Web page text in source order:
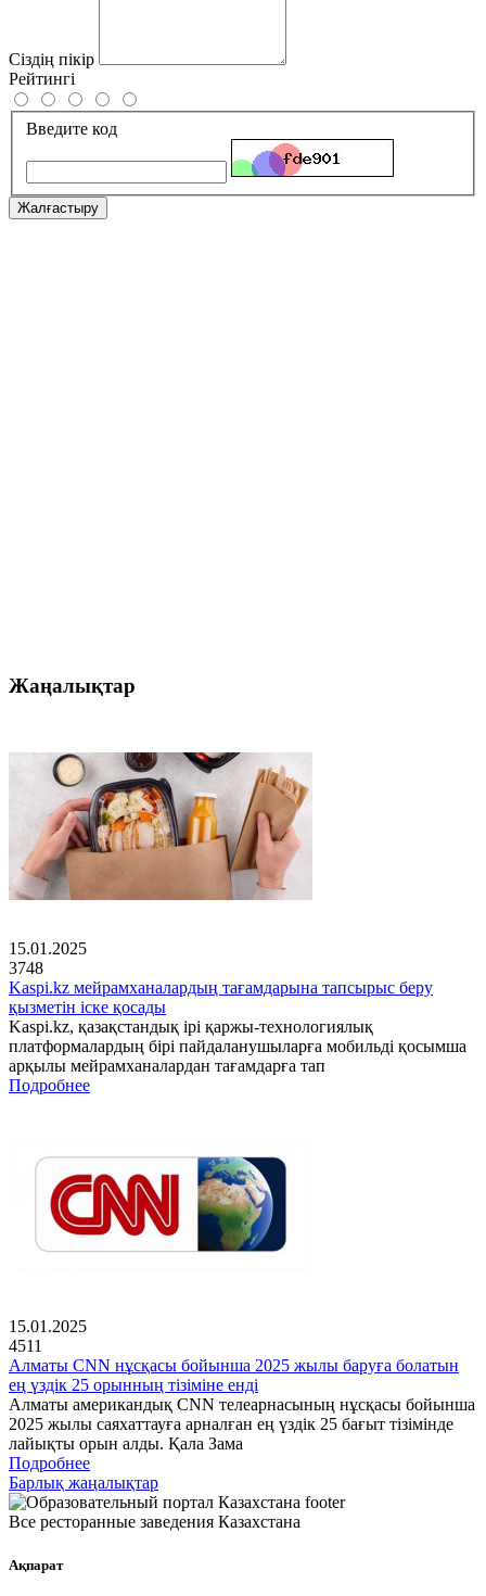
Сіздің пікір
Рейтингі
Введите код
Жалғастыру
Жаңалықтар
15.01.2025
3748
Kaspi.kz мейрамханалардың тағамдарына тапсырыс беру
қызметін іске қосады
Kaspi.kz, қазақстандық ірі қаржы-технологиялық
платформалардың бірі пайдаланушыларға мобильді қосымша
арқылы мейрамханалардан тағамдарға тап
Подробнее
15.01.2025
4511
Алматы CNN нұсқасы бойынша 2025 жылы баруға болатын
ең үздік 25 орынның тізіміне енді
Алматы американдық CNN телеарнасының нұсқасы бойынша
2025 жылы саяхаттауға арналған ең үздік 25 бағыт тізімінде
лайықты орын алды. Қала Зама
Подробнее
Барлық жаңалықтар
Все ресторанные заведения Казахстана
Ақпарат